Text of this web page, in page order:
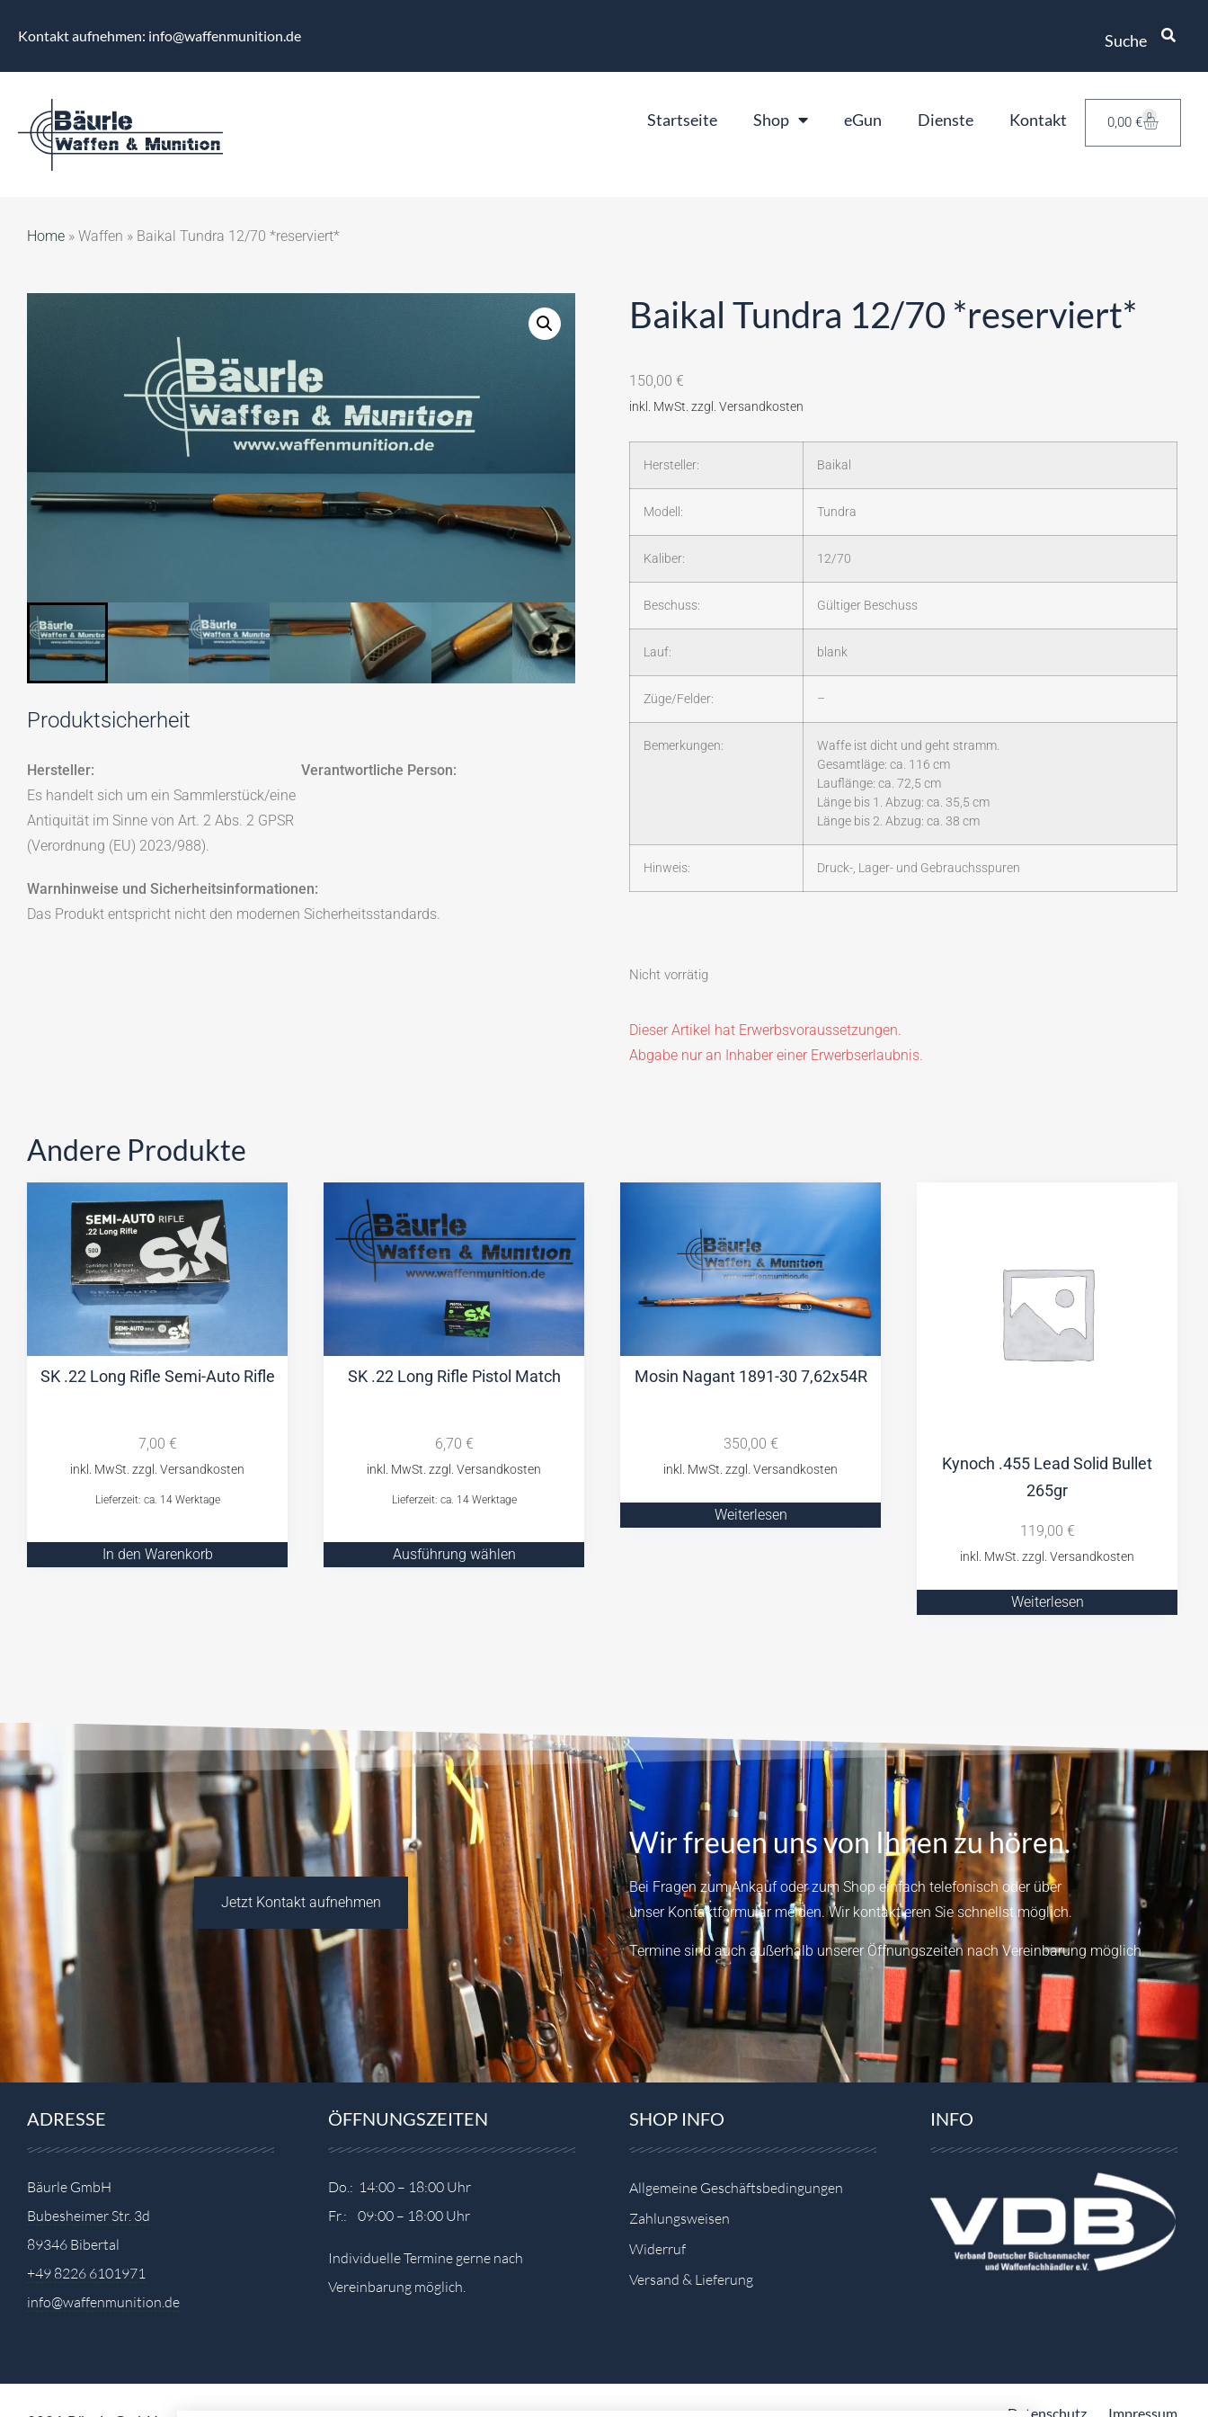
Kontakt aufnehmen: info@waffenmunition.de Suche
Startseite Shop eGun Dienste Kontakt 0,00 € 0
Home » Waffen » Baikal Tundra 12/70 *reserviert*
Produktsicherheit
Hersteller:
Es handelt sich um ein Sammlerstück/eine
Antiquität im Sinne von Art. 2 Abs. 2 GPSR
(Verordnung (EU) 2023/988).
Verantwortliche Person:
Warnhinweise und Sicherheitsinformationen:
Das Produkt entspricht nicht den modernen Sicherheitsstandards.
Baikal Tundra 12/70 *reserviert*
150,00 €
Hersteller: Baikal
Modell: Tundra
Kaliber: 12/70
Beschuss: Gültiger Beschuss
Lauf: blank
Züge/Felder: –
Bemerkungen:
Waffe ist dicht und geht stramm.
Gesamtläge: ca. 116 cm
Lauflänge: ca. 72,5 cm
Länge bis 1. Abzug: ca. 35,5 cm
Länge bis 2. Abzug: ca. 38 cm
Hinweis: Druck-, Lager- und Gebrauchsspuren
Nicht vorrätig
Dieser Artikel hat Erwerbsvoraussetzungen.
Abgabe nur an Inhaber einer Erwerbserlaubnis.
Andere Produkte
SK .22 Long Rifle Semi-Auto Rifle
7,00 €
Lieferzeit: ca. 14 Werktage
In den Warenkorb
SK .22 Long Rifle Pistol Match
6,70 €
Lieferzeit: ca. 14 Werktage
Ausführung wählen
Mosin Nagant 1891-30 7,62x54R
350,00 €
Weiterlesen
Kynoch .455 Lead Solid Bullet
265gr
119,00 €
Weiterlesen
Jetzt Kontakt aufnehmen
Wir freuen uns von Ihnen zu hören.
Bei Fragen zum Ankauf oder zum Shop einfach telefonisch oder über
unser Kontaktformularmelden.Wir kontaktieren Sie schnellst möglich.
Termine sind auch außerhalb unserer Öffnungszeiten nach Vereinbarung möglich.
ADRESSE
Bäurle GmbH
Bubesheimer Str. 3d
89346 Bibertal
+49 8226 6101971
info@waffenmunition.de
ÖFFNUNGSZEITEN
Do.: 14:00 – 18:00 Uhr
Fr.: 09:00 – 18:00 Uhr
Individuelle Termine gerne nach
Vereinbarung möglich.
SHOP INFO
Allgemeine Geschäftsbedingungen
Zahlungsweisen
Widerruf
Versand & Lieferung
INFO
Datenschutz Impressum